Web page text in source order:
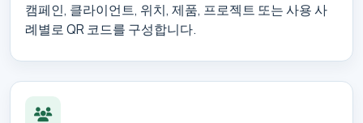
캠페인, 클라이언트, 위치, 제품, 프로젝트 또는 사용 사
례별로 QR 코드를 구성합니다.